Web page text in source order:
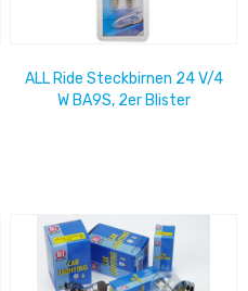
ALL Ride Steckbirnen 24 V/4
W BA9S, 2er Blister